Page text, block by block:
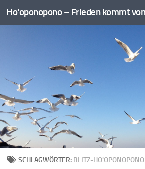
Zum Inhalt springen
SCHLAGWÖRTER: BLITZ-HO'OPONOPONO